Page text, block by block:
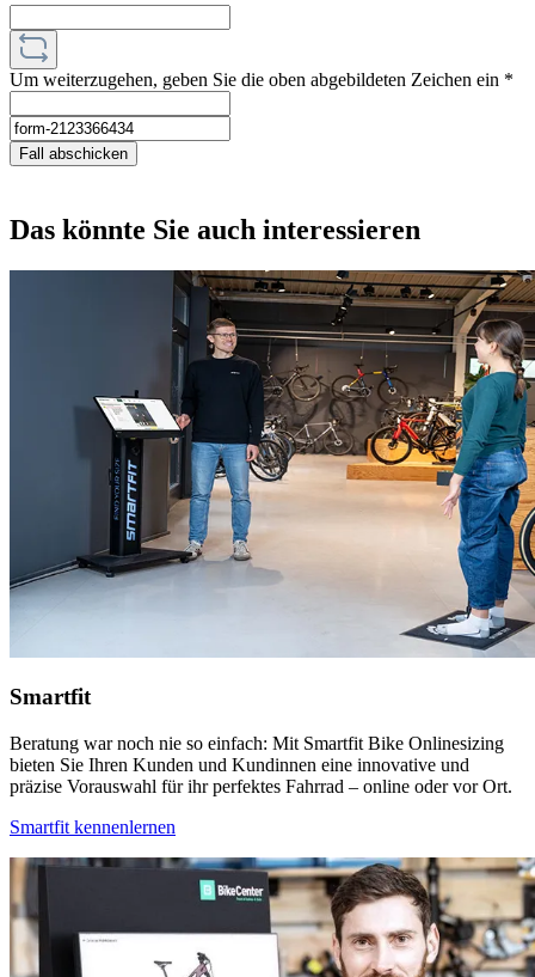
Um weiterzugehen, geben Sie die oben abgebildeten Zeichen ein *
Fall abschicken
Das könnte Sie auch interessieren
Smartfit
Beratung war noch nie so einfach: Mit Smartfit Bike Onlinesizing
bieten Sie Ihren Kunden und Kundinnen eine innovative und
präzise Vorauswahl für ihr perfektes Fahrrad – online oder vor Ort.
Smartfit kennenlernen